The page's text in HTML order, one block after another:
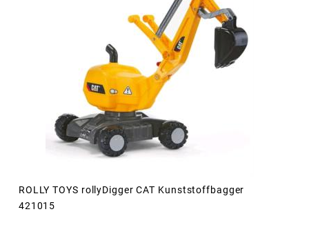
ROLLY TOYS rollyDigger CAT Kunststoffbagger
421015